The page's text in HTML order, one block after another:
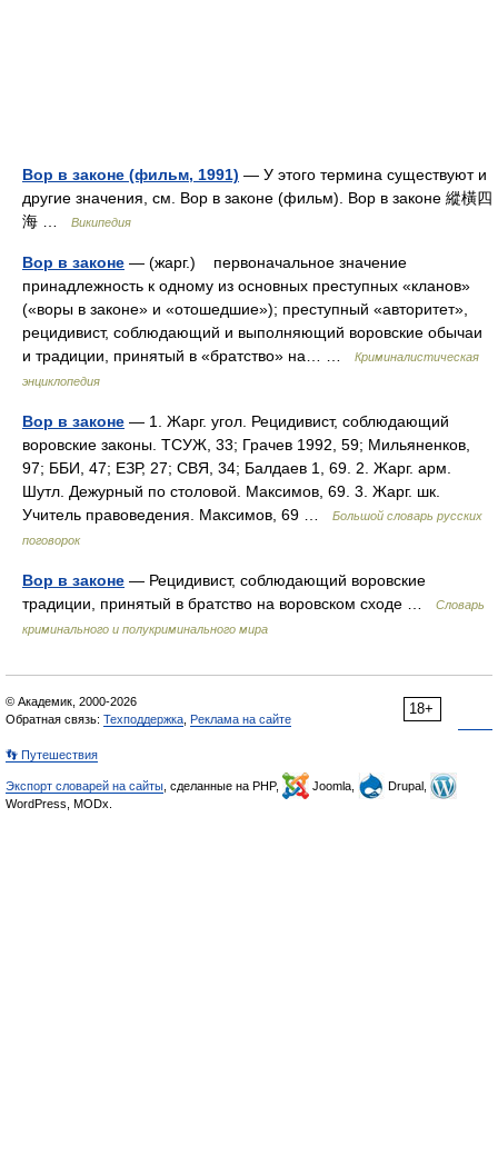
Вор в законе (фильм, 1991) — У этого термина существуют и
другие значения, см. Вор в законе (фильм). Вор в законе 縱橫四
海 …
Википедия
Вор в законе — (жарг.) первоначальное значение
принадлежность к одному из основных преступных «кланов»
(«воры в законе» и «отошедшие»); преступный «авторитет»,
рецидивист, соблюдающий и выполняющий воровские обычаи
и традиции, принятый в «братство» на… …
Криминалистическая
энциклопедия
Вор в законе — 1. Жарг. угол. Рецидивист, соблюдающий
воровские законы. ТСУЖ, 33; Грачев 1992, 59; Мильяненков,
97; ББИ, 47; ЕЗР, 27; СВЯ, 34; Балдаев 1, 69. 2. Жарг. арм.
Шутл. Дежурный по столовой. Максимов, 69. 3. Жарг. шк.
Учитель правоведения. Максимов, 69 …
Большой словарь русских
поговорок
Вор в законе — Рецидивист, соблюдающий воровские
традиции, принятый в братство на воровском сходе …
Словарь
криминального и полукриминального мира
18+
© Академик, 2000-2026
Обратная связь: Техподдержка Реклама на сайте
👣 Путешествия
Экспорт словарей на сайты , сделанные на PHP, Joomla,
Drupal,
WordPress, MODx.